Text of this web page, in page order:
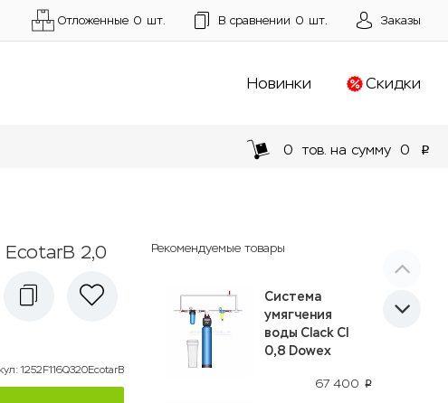
Отложенные 0 шт. В сравнении 0 шт. Заказы
Новинки Скидки
0 тов. на сумму 0 p
EcotarB 2,0
:1252F116Q320EcotarB
Рекомендуемые товары
67 400 p
Система
умягчения
воды Clack CI
0,8 Dowex